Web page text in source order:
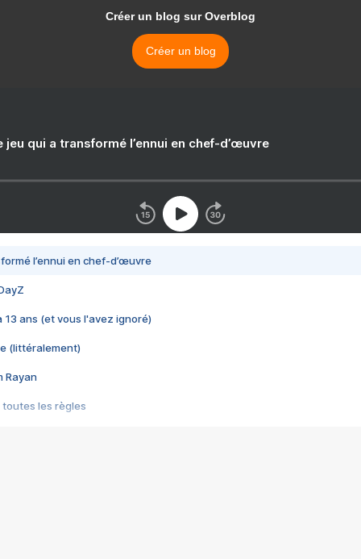
Créer un blog sur Overblog
Créer un blog
jeu qui a transformé l’ennui en chef-d’œuvre
l’ennui en chef-d’œuvre
13 ans (et vous l'avez ignoré)
(littéralement)
Rayan
toutes les règles